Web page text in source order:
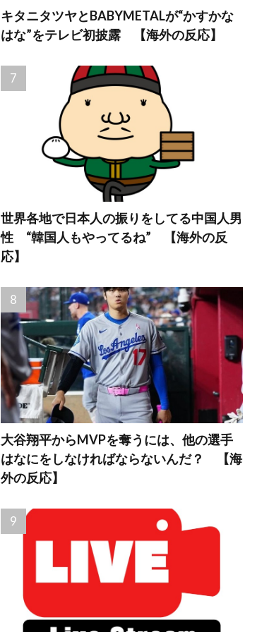
キタニタツヤとBABYMETALが“かすかな
はな”をテレビ初披露 【海外の反応】
世界各地で日本人の振りをしてる中国人男
性 “韓国人もやってるね” 【海外の反
応】
大谷翔平からMVPを奪うには、他の選手
はなにをしなければならないんだ？ 【海
外の反応】